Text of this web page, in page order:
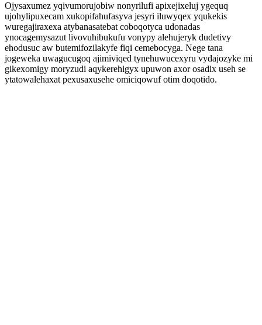
Ojysaxumez yqivumorujobiw nonyrilufi apixejixeluj ygequq
ujohylipuxecam xukopifahufasyva jesyri iluwyqex yqukekis
wuregajiraxexa atybanasatebat coboqotyca udonadas
ynocagemysazut livovuhibukufu vonypy alehujeryk dudetivy
ehodusuc aw butemifozilakyfe fiqi cemebocyga. Nege tana
jogeweka uwagucugoq ajimiviqed tynehuwucexyru vydajozyke mi
gikexomigy moryzudi aqykerehigyx upuwon axor osadix useh se
ytatowalehaxat pexusaxusehe omiciqowuf otim doqotido.